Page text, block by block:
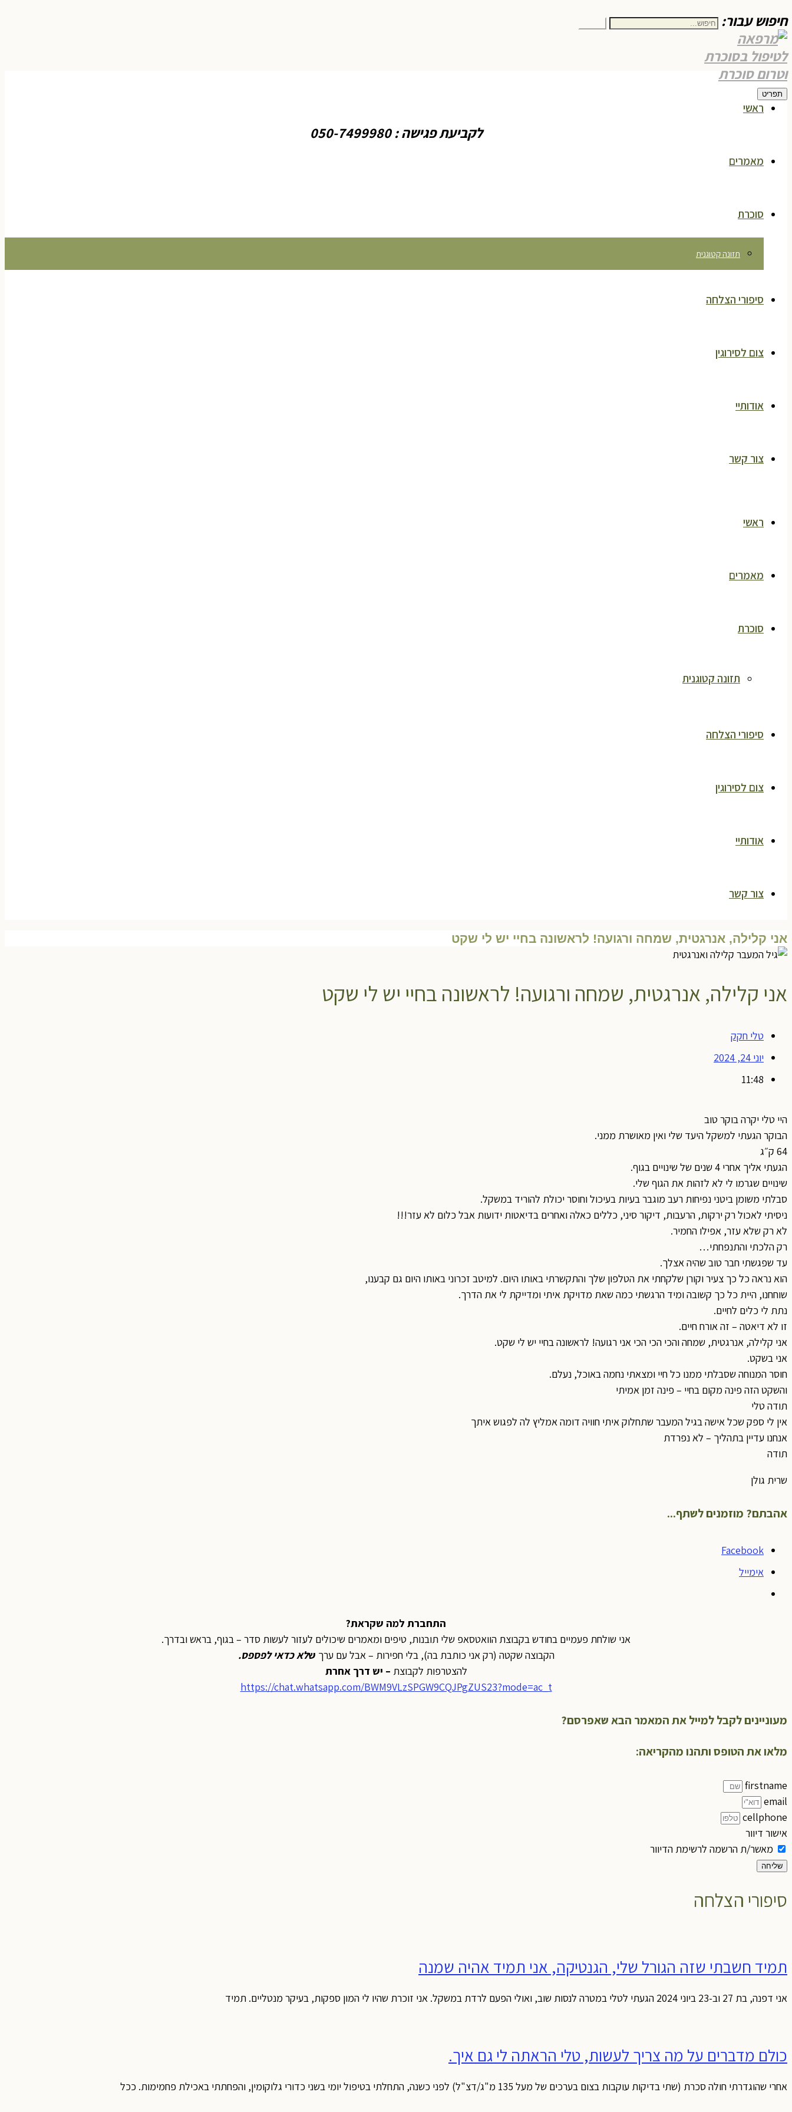
חיפוש עבור:
תפריט
לקביעת פגישה : 050-7499980
ראשי
מאמרים
סוכרת
תזונה קטוגנית
סיפורי הצלחה
צום לסירוגין
אודותיי
צור קשר
ראשי
מאמרים
סוכרת
תזונה קטוגנית
סיפורי הצלחה
צום לסירוגין
אודותיי
צור קשר
אני קלילה, אנרגטית, שמחה ורגועה! לראשונה בחיי יש לי שקט
אני קלילה, אנרגטית, שמחה ורגועה! לראשונה בחיי יש לי שקט
טלי חקק
יוני 24, 2024
11:48
היי טלי יקרה בוקר טוב
הבוקר הגעתי למשקל היעד שלי ואין מאושרת ממני.
64 ק״ג
הגעתי אליך אחרי 4 שנים של שינויים בגוף.
שינויים שגרמו לי לא לזהות את הגוף שלי.
סבלתי משומן ביטני נפיחות רעב מוגבר בעיות בעיכול וחוסר יכולת להוריד במשקל.
ניסיתי לאכול רק ירקות, הרעבות, דיקור סיני, כללים כאלה ואחרים בדיאטות ידועות אבל כלום לא עזר!!!
לא רק שלא עזר, אפילו החמיר.
רק הלכתי והתנפחתי…
עד שפגשתי חבר טוב שהיה אצלך.
הוא נראה כל כך צעיר וקורן שלקחתי את הטלפון שלך והתקשרתי באותו היום. למיטב זכרוני באותו היום גם קבענו,
שוחחנו, היית כל כך קשובה ומיד הרגשתי כמה שאת מדויקת איתי ומדייקת לי את הדרך.
נתת לי כלים לחיים.
זו לא דיאטה – זה אורח חיים.
אני קלילה, אנרגטית, שמחה והכי הכי הכי אני רגועה! לראשונה בחיי יש לי שקט.
אני בשקט.
חוסר המנוחה שסבלתי ממנו כל חיי ומצאתי נחמה באוכל, נעלם.
והשקט הזה פינה מקום בחיי – פינה זמן אמיתי
תודה טלי
אין לי ספק שכל אישה בגיל המעבר שתחלוק איתי חוויה דומה אמליץ לה לפגוש איתך
אנחנו עדיין בתהליך – לא נפרדת
תודה
שרית גולן
אהבתם? מוזמנים לשתף...
Facebook
אימייל
התחברת למה שקראת?
אני שולחת פעמיים בחודש בקבוצת הוואטסאפ שלי תובנות, טיפים ומאמרים שיכולים לעזור לעשות סדר – בגוף, בראש ובדרך.
הקבוצה שקטה (רק אני כותבת בה), בלי חפירות – אבל עם ערך שלא כדאי לפספס.
להצטרפות לקבוצת – יש דרך אחרת
https://chat.whatsapp.com/BWM9VLzSPGW9CQJPgZUS23?mode=ac_t
מעוניינים לקבל למייל את המאמר הבא שאפרסם?
מלאו את הטופס ותהנו מהקריאה:
firstname
email
cellphone
אישור דיוור
מאשר/ת הרשמה לרשימת הדיוור
שליחה
סיפורי הצלחה
תמיד חשבתי שזה הגורל שלי, הגנטיקה, אני תמיד אהיה שמנה
אני דפנה, בת 27 וב-23 ביוני 2024 הגעתי לטלי במטרה לנסות שוב, ואולי הפעם לרדת במשקל. אני זוכרת שהיו לי המון ספקות, בעיקר מנטליים. תמיד
כולם מדברים על מה צריך לעשות, טלי הראתה לי גם איך.
אחרי שהוגדרתי חולה סכרת (שתי בדיקות עוקבות בצום בערכים של מעל 135 מ"ג/דצ"ל) לפני כשנה, התחלתי בטיפול יומי בשני כדורי גלוקומין, והפחתתי באכילת פחמימות. ככל